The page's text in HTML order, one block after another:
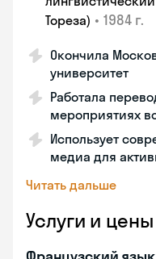
Тореза) • 1984 г.
Окончила
университет
Работала
мероприятиях
Использует
медиа для
Читать дальше
Услуги и цены